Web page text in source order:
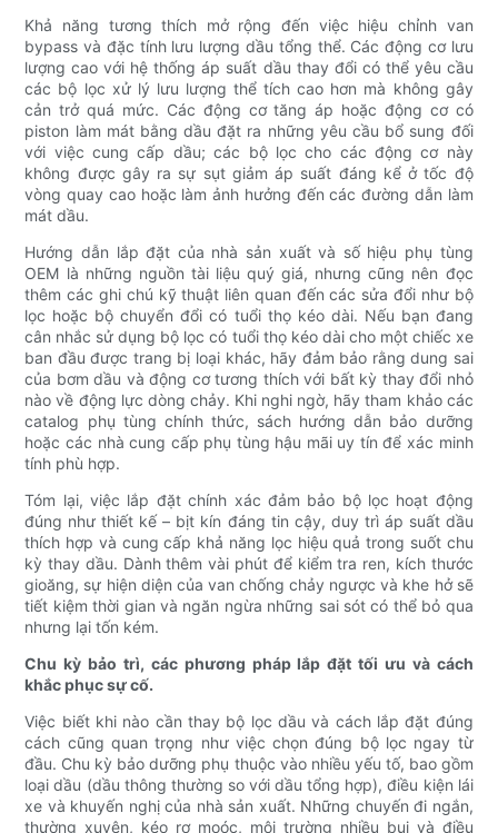
Khả năng tương thích mở rộng đến việc hiệu chỉnh van
bypass và đặc tính lưu lượng dầu tổng thể. Các động cơ lưu
lượng cao với hệ thống áp suất dầu thay đổi có thể yêu cầu
các bộ lọc xử lý lưu lượng thể tích cao hơn mà không gây
cản trở quá mức. Các động cơ tăng áp hoặc động cơ có
piston làm mát bằng dầu đặt ra những yêu cầu bổ sung đối
với việc cung cấp dầu; các bộ lọc cho các động cơ này
không được gây ra sự sụt giảm áp suất đáng kể ở tốc độ
vòng quay cao hoặc làm ảnh hưởng đến các đường dẫn làm
mát dầu.
Hướng dẫn lắp đặt của nhà sản xuất và số hiệu phụ tùng
OEM là những nguồn tài liệu quý giá, nhưng cũng nên đọc
thêm các ghi chú kỹ thuật liên quan đến các sửa đổi như bộ
lọc hoặc bộ chuyển đổi có tuổi thọ kéo dài. Nếu bạn đang
cân nhắc sử dụng bộ lọc có tuổi thọ kéo dài cho một chiếc xe
ban đầu được trang bị loại khác, hãy đảm bảo rằng dung sai
của bơm dầu và động cơ tương thích với bất kỳ thay đổi nhỏ
nào về động lực dòng chảy. Khi nghi ngờ, hãy tham khảo các
catalog phụ tùng chính thức, sách hướng dẫn bảo dưỡng
hoặc các nhà cung cấp phụ tùng hậu mãi uy tín để xác minh
tính phù hợp.
Tóm lại, việc lắp đặt chính xác đảm bảo bộ lọc hoạt động
đúng như thiết kế – bịt kín đáng tin cậy, duy trì áp suất dầu
thích hợp và cung cấp khả năng lọc hiệu quả trong suốt chu
kỳ thay dầu. Dành thêm vài phút để kiểm tra ren, kích thước
gioăng, sự hiện diện của van chống chảy ngược và khe hở sẽ
tiết kiệm thời gian và ngăn ngừa những sai sót có thể bỏ qua
nhưng lại tốn kém.
Chu kỳ bảo trì, các phương pháp lắp đặt tối ưu và cách
khắc phục sự cố.
Việc biết khi nào cần thay bộ lọc dầu và cách lắp đặt đúng
cách cũng quan trọng như việc chọn đúng bộ lọc ngay từ
đầu. Chu kỳ bảo dưỡng phụ thuộc vào nhiều yếu tố, bao gồm
loại dầu (dầu thông thường so với dầu tổng hợp), điều kiện lái
xe và khuyến nghị của nhà sản xuất. Những chuyến đi ngắn,
thường xuyên, kéo rơ moóc, môi trường nhiều bụi và điều